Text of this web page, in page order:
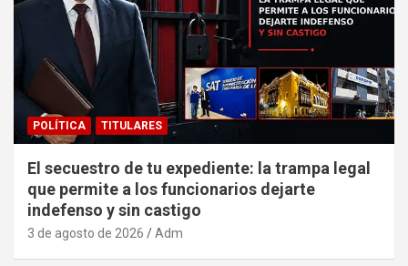
POLÍTICA TITULARES
El secuestro de tu expediente: la trampa legal
que permite a los funcionarios dejarte
indefenso y sin castigo
3 de agosto de 2026 Adm